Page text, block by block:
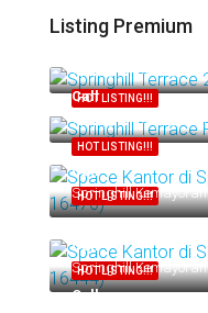
Listing Premium
HOT LISTING!!!
Springhill Kemayoran
HOT LISTING!!!
Call
Springhill Kemayoran
HOT LISTING!!!
Call
Springhill Kemayoran
HOT LISTING!!!
Call
Springhill Kemayoran
Call